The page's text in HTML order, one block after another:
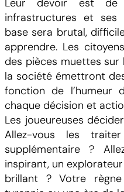
:
L
e
J
e
u
d
e
P
l
a
t
e
Leur devoir est de
infrastructures et ses
base sera brutal,
apprendre. Les
des pièces muettes sur
la société émettront
fonction de l’humeur
chaque décision et
Les joueureuses
Allez-vous les
supplémentaire ?
inspirant, un
brillant ? Votre